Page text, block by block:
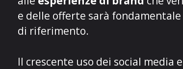
e delle offerte sarà
di riferimento.
Il crescente uso dei social